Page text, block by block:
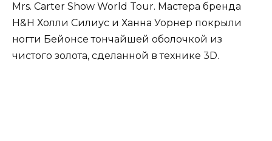
Mrs. Carter Show World Tour. Мастера бренда
H&H Холли Силиус и Ханна Уорнер покрыли
ногти Бейонсе тончайшей оболочкой из
чистого золота, сделанной в технике 3D.